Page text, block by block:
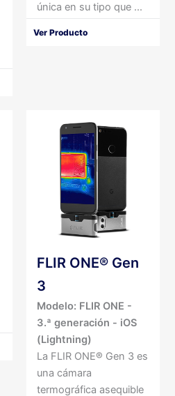
única en su tipo que ...
Ver Producto
FLIR ONE® Gen
3
Modelo: FLIR ONE -
3.ª generación - iOS
(Lightning)
La FLIR ONE® Gen 3 es
una cámara
termográfica asequible